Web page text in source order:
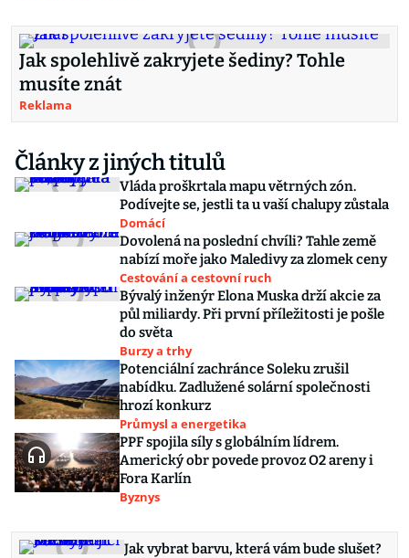
Jak spolehlivě zakryjete šediny? Tohle
musíte znát
Reklama
Články z jiných titulů
Vláda proškrtala mapu větrných zón.
Podívejte se, jestli ta u vaší chalupy zůstala
Domácí
Dovolená na poslední chvíli? Tahle země
nabízí moře jako Maledivy za zlomek ceny
Cestování a cestovní ruch
Bývalý inženýr Elona Muska drží akcie za
půl miliardy. Při první příležitosti je pošle
do světa
Burzy a trhy
Potenciální zachránce Soleku zrušil
nabídku. Zadlužené solární společnosti
hrozí konkurz
Průmysl a energetika
PPF spojila síly s globálním lídrem.
Americký obr povede provoz O2 areny i
Fora Karlín
Byznys
Jak vybrat barvu, která vám bude slušet?